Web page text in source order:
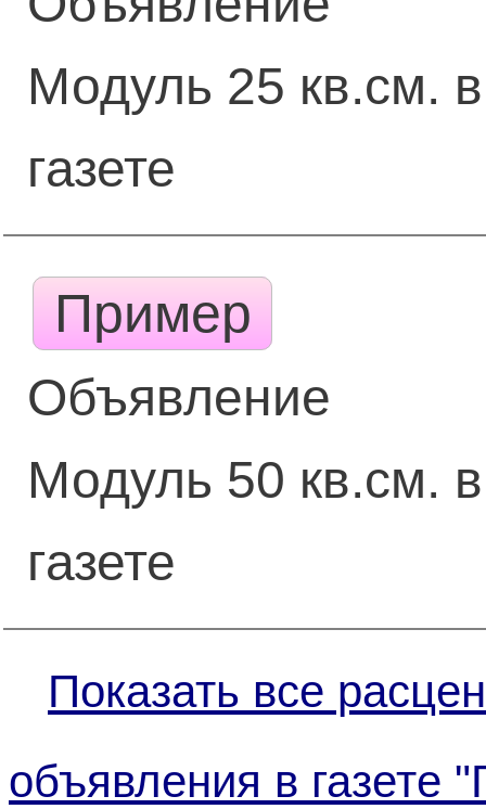
Модуль 25 кв.см. в
газете
Пример
Объявление
Модуль 50 кв.см. в
газете
Показать все
объявления в газете